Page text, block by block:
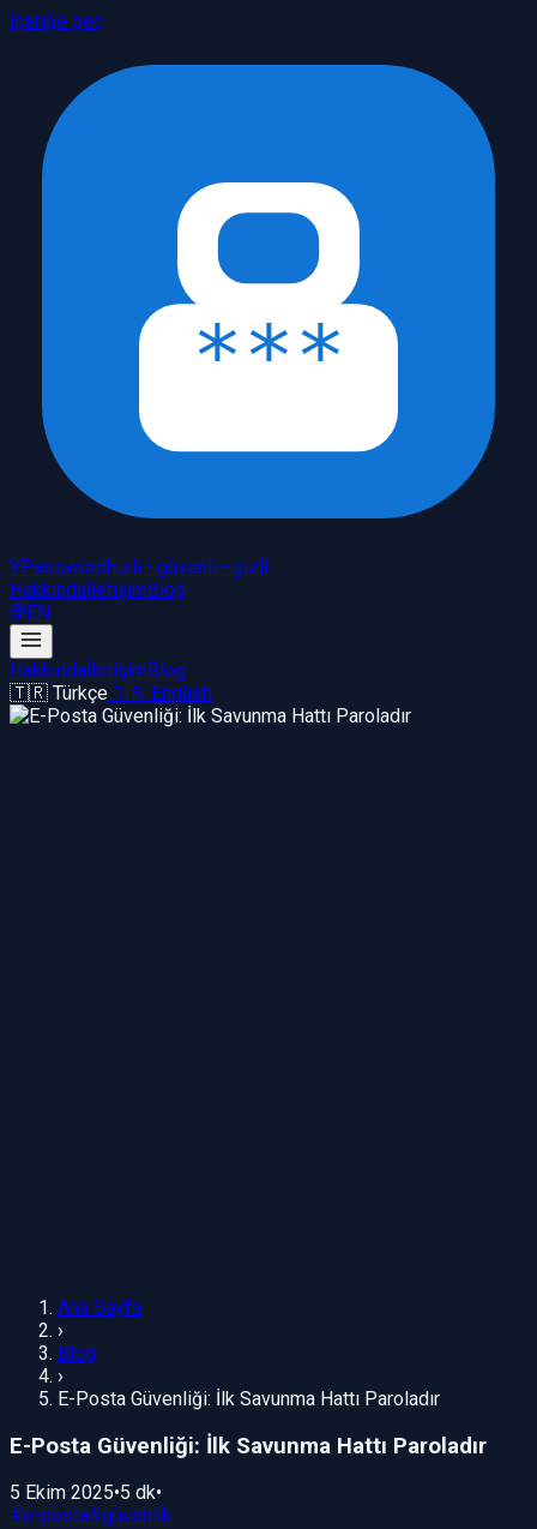
İçeriğe geç
YPasswordhızlı • güvenli • gizli
HakkındaİletişimBlog
EN
HakkındaİletişimBlog
🇹🇷 Türkçe🇬🇧 English
Ana Sayfa
›
Blog
›
E-Posta Güvenliği: İlk Savunma Hattı Paroladır
E-Posta Güvenliği: İlk Savunma Hattı Paroladır
5 Ekim 2025•5 dk•
#e-posta#güvenlik